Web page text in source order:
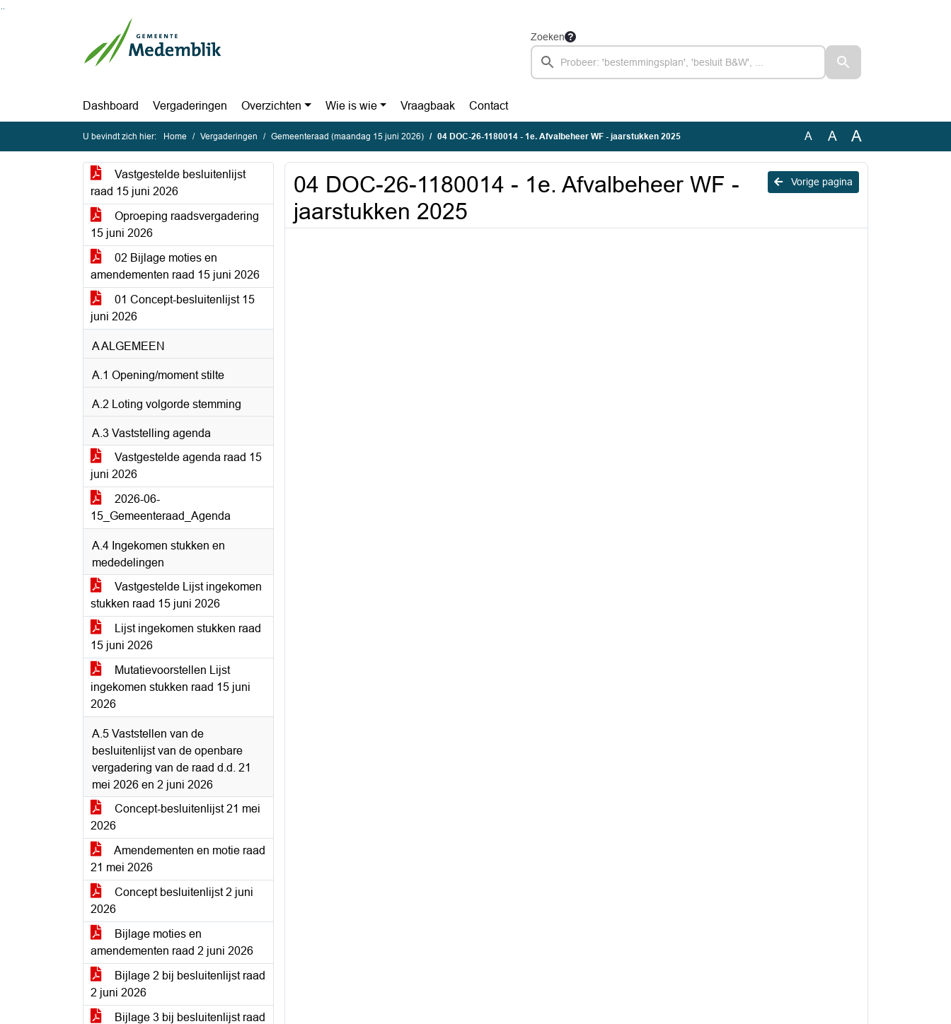
Ga naar de inhoud van deze pagina
Zoeken
Dashboard Vergaderingen Overzichten Wie is wie Vraagbaak Contact
U bevindt zich hier: Home Vergaderingen Gemeenteraad (maandag 15 juni 2026) 04 DOC-26-1180014 - 1e. Afvalbeheer WF - jaarstukken 2025 A A A
Vastgestelde besluitenlijst
raad 15 juni 2026
Oproeping raadsvergadering
15 juni 2026
02 Bijlage moties en
amendementen raad 15 juni 2026
01 Concept-besluitenlijst 15
juni 2026
A ALGEMEEN
A.1 Opening/moment stilte
A.2 Loting volgorde stemming
A.3 Vaststelling agenda
Vastgestelde agenda raad 15
juni 2026
2026-06-
15_Gemeenteraad_Agenda
A.4 Ingekomen stukken en
mededelingen
Vastgestelde Lijst ingekomen
stukken raad 15 juni 2026
Lijst ingekomen stukken raad
15 juni 2026
Mutatievoorstellen Lijst
ingekomen stukken raad 15 juni
2026
A.5 Vaststellen van de
besluitenlijst van de openbare
vergadering van de raad d.d. 21
mei 2026 en 2 juni 2026
Concept-besluitenlijst 21 mei
2026
Amendementen en motie raad
21 mei 2026
Concept besluitenlijst 2 juni
2026
Bijlage moties en
amendementen raad 2 juni 2026
Bijlage 2 bij besluitenlijst raad
2 juni 2026
Bijlage 3 bij besluitenlijst raad
Vorige pagina
04 DOC-26-1180014 - 1e. Afvalbeheer WF -
jaarstukken 2025